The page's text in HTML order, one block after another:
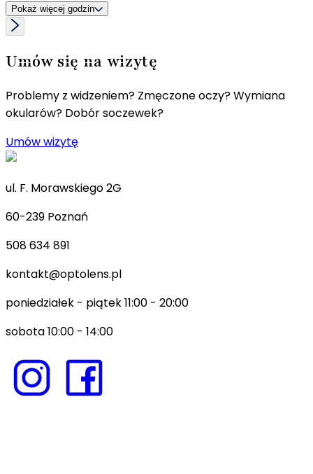
Pokaż więcej godzin
Umów się na wizytę
Problemy z widzeniem? Zmęczone oczy? Wymiana
okularów? Dobór soczewek?
Umów wizytę
ul. F. Morawskiego 2G
60-239 Poznań
508 634 891
kontakt@optolens.pl
poniedziałek - piątek 11:00 - 20:00
sobota 10:00 - 14:00